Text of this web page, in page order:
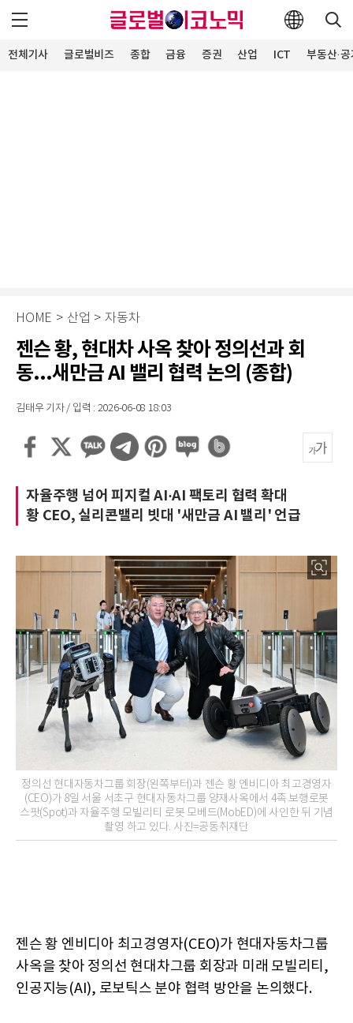
전체기사 글로벌비즈 종합 금융 증권 산업 ICT 부동산·
HOME > 산업 > 자동차
젠슨 황, 현대차 사옥 찾아 정의선과 회
동...새만금 AI 밸리 협력 논의 (종합)
김태우 기자 / 입력 : 2026-06-08 18:03
자율주행 넘어 피지컬 AI·AI 팩토리 협력 확대
황 CEO, 실리콘밸리 빗대 '새만금 AI 밸리' 언급
정의선 현대자동차그룹 회장(왼쪽부터)과 젠슨 황 엔비디아 최고경영자
(CEO)가 8일 서울 서초구 현대자동차그룹 양재사옥에서 4족 보행로봇
스팟(Spot)과 자율주행 모빌리티 로봇 모베드(MobED)에 사인한 뒤 기념
촬영 하고 있다. 사진=공동취재단
젠슨 황 엔비디아 최고경영자(CEO)가 현대자동차그룹
사옥을 찾아 정의선 현대차그룹 회장과 미래 모빌리티,
인공지능(AI), 로보틱스 분야 협력 방안을 논의했다.